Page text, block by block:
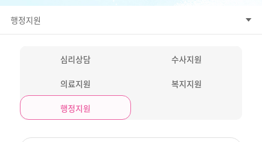
행정지원
심리상담
수사지원
의료지원 복지지원
행정지원